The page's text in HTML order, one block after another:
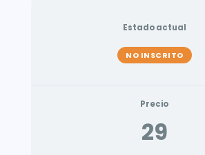
Estado actual
NO INSCRITO
Precio
29